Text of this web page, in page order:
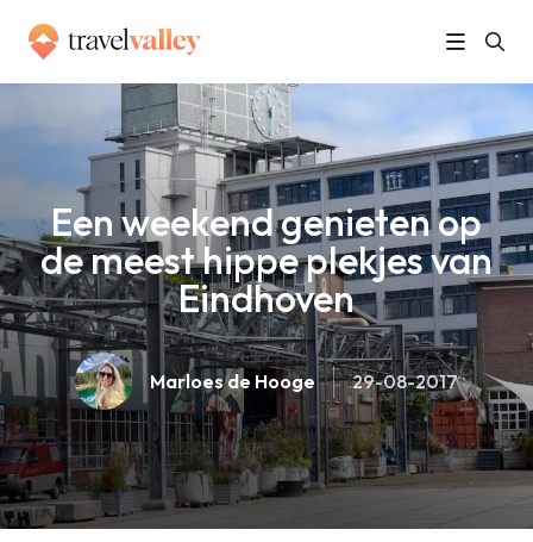
» Een weekend genieten op de meest hippe plekjes van Eindhoven
Een weekend genieten op
de meest hippe plekjes van
Eindhoven
Marloes de Hooge 29-08-2017